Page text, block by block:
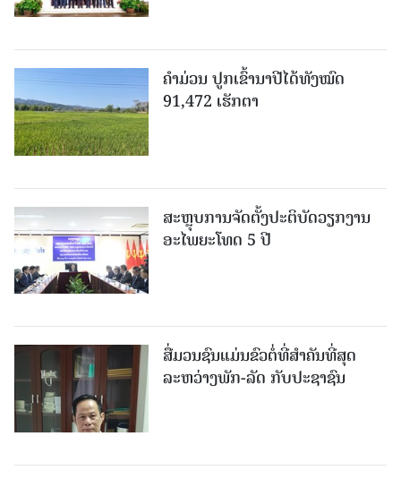
ຄໍາມ່ວນ ປູກເຂົ້ານາປີໄດ້ທັງໝົດ
91,472 ເຮັກຕາ
ສະຫຼຸບການຈັດຕັ້ງປະຕິບັດວຽກງານ
ອະໄພຍະໂທດ 5 ປີ
ສື່ມວນຊົນແມ່ນຂົວຕໍ່ທີ່ສໍາຄັນທີ່ສຸດ
ລະຫວ່າງພັກ-ລັດ ກັບປະຊາຊົນ